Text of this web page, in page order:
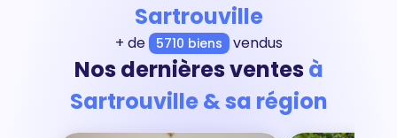
Sartrouville
+ de 5710 biens vendus
Nos dernières ventesà
Sartrouville & sa région